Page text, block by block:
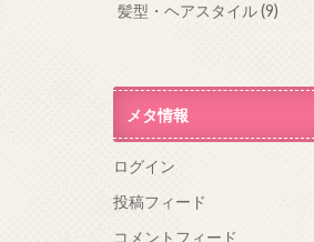
髪型・ヘアスタイル(9)
メタ情報
ログイン
投稿フィード
コメントフィード